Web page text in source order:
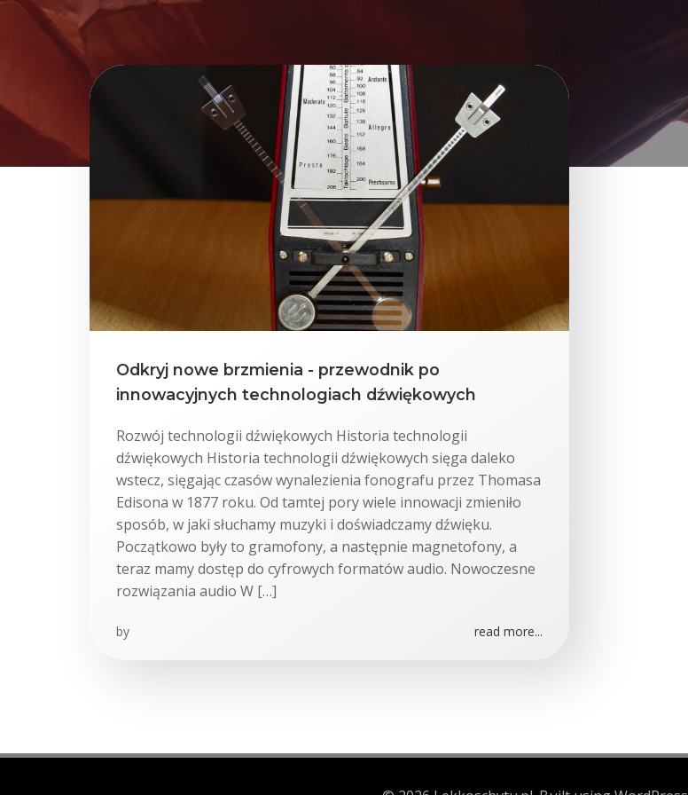
Odkryj nowe brzmienia - przewodnik po
innowacyjnych technologiach dźwiękowych
Rozwój technologii dźwiękowych Historia technologii
dźwiękowych Historia technologii dźwiękowych sięga daleko
wstecz, sięgając czasów wynalezienia fonografu przez Thomasa
Edisona w 1877 roku. Od tamtej pory wiele innowacji zmieniło
sposób, w jaki słuchamy muzyki i doświadczamy dźwięku.
Początkowo były to gramofony, a następnie magnetofony, a
teraz mamy dostęp do cyfrowych formatów audio. Nowoczesne
rozwiązania audio W […]
by read more...